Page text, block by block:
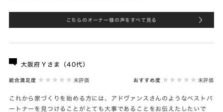
こちらのオーナー様の声をすべて見る
大阪府Ｙさま（40代）
総合満足度 未評価 おすすめ度 未評価
これから家づくりを始める方には、アドヴァンスさんのようなベストバ
ートナーを見つけることがとても大事であることをお伝えたしたいで